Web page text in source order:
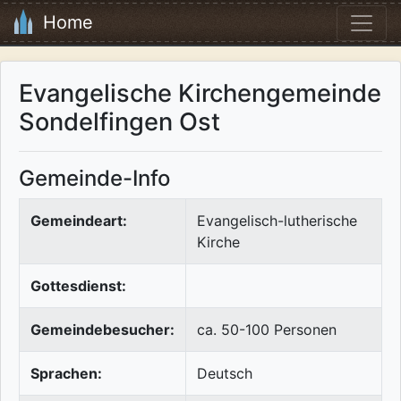
Home
Evangelische Kirchengemeinde
Sondelfingen Ost
Gemeinde-Info
Gemeindeart:
Evangelisch-lutherische
Kirche
Gottesdienst:
Gemeindebesucher: ca. 50-100 Personen
Sprachen: Deutsch